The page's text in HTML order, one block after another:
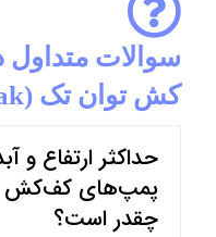
سوالات
کش توان تک (Tavan-Tak)
حداکثر ارتفاع و
پمپ‌های کف‌کش
چقدر است؟